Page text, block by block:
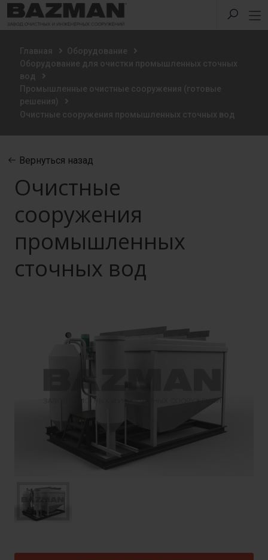
Главная
Оборудование
Оборудование для очистки промышленных сточных
вод
Промышленные очистные сооружения (готовые
решения)
Очистные сооружения промышленных сточных вод
Вернуться назад
Очистные
сооружения
промышленных
сточных вод